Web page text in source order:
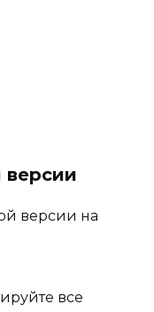
версии
версии на
все